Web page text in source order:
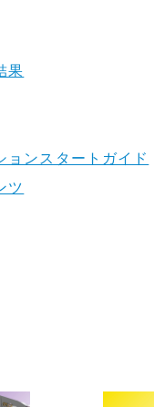
果
ョンスタートガイド
ツ